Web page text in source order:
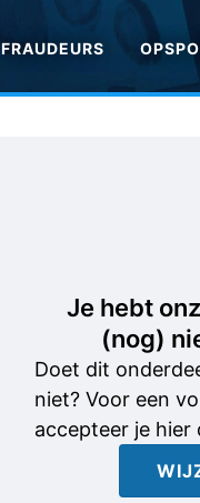
FRAUDEURS
Je hebt
(nog)
Doet dit
niet? Voor een
accepteer je hier